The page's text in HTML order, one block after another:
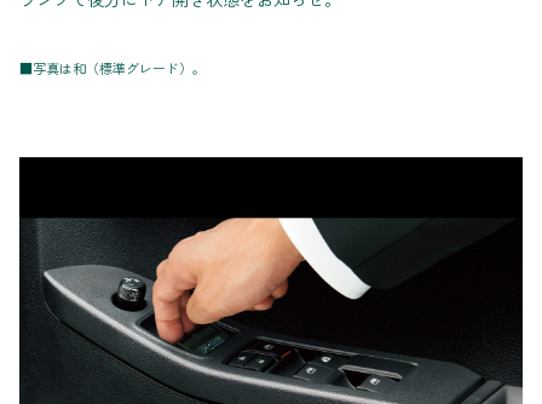
■写真は和（標準グレード）。